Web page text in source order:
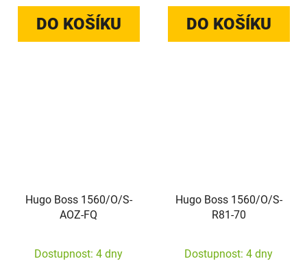
DO KOŠÍKU DO KOŠÍKU
Hugo Boss 1560/O/S-
AOZ-FQ
Dostupnost: 4 dny
Hugo Boss 1560/O/S-
R81-70
Dostupnost: 4 dny